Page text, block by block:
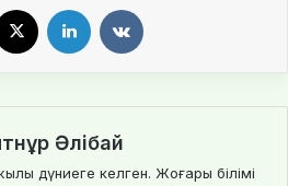
Әлібай
дүниеге келген. Жоғары білімі